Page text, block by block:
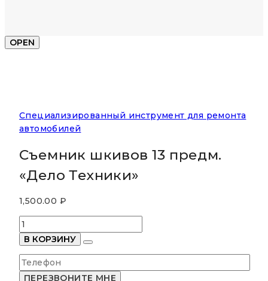
OPEN
Специализированный инструмент для ремонта
автомобилей
Съемник шкивов 13 предм.
«Дело Техники»
1,500.00 ₽
Количество
товара
Съемник
шкивов
13
В КОРЗИНУ